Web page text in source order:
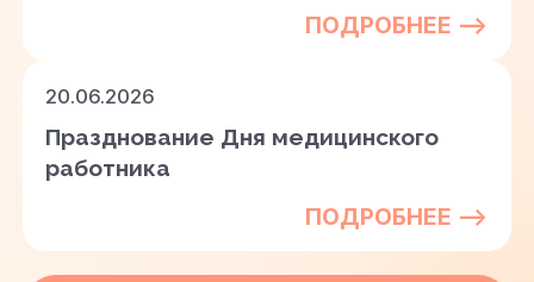
ПОДРОБНЕЕ —>
20.06.2026
Празднование Дня медицинского
работника
ПОДРОБНЕЕ —>